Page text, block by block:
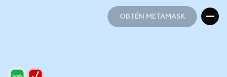
OBTÉN METAMASK